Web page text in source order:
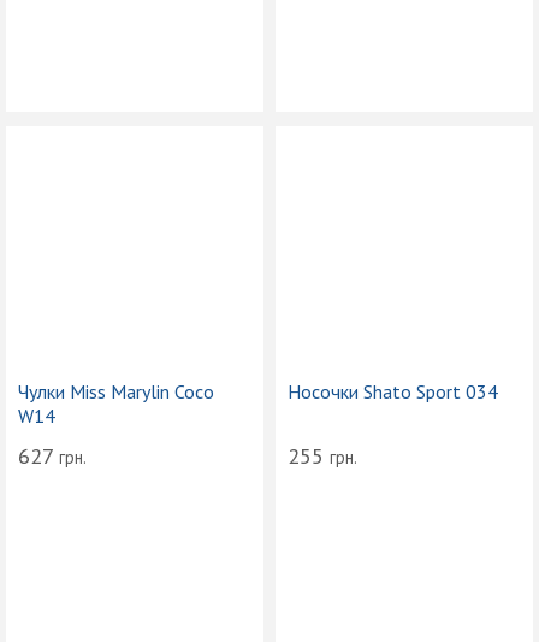
Чулки Miss Marylin Coco
W14
627 грн.
Носочки Shato Sport 034
255 грн.